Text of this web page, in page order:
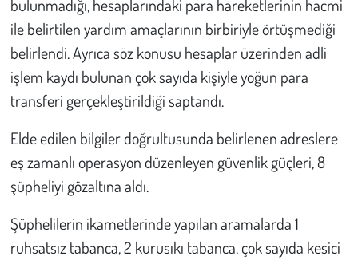
bulunmadığı, hesaplarındaki para hareketlerinin hacmi
ile belirtilen yardım amaçlarının birbiriyle örtüşmediği
belirlendi. Ayrıca söz konusu hesaplar üzerinden adli
işlem kaydı bulunan çok sayıda kişiyle yoğun para
transferi gerçekleştirildiği saptandı.
Elde edilen bilgiler doğrultusunda belirlenen adreslere
eş zamanlı operasyon düzenleyen güvenlik güçleri, 8
şüpheliyi gözaltına aldı.
Şüphelilerin ikametlerinde yapılan aramalarda 1
ruhsatsız tabanca, 2 kurusıkı tabanca, çok sayıda kesici
Son Dakika
Kent